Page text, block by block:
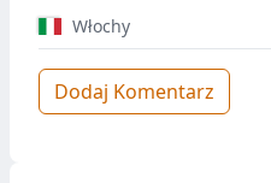
Włochy
Dodaj Komentarz